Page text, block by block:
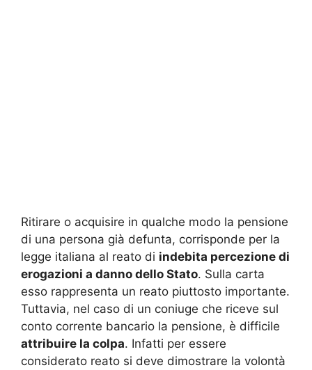
Ritirare o acquisire in qualche modo la pensione
di una persona già defunta, corrisponde per la
legge italiana al reato di indebita percezione di
erogazioni a danno dello Stato. Sulla carta
esso rappresenta un reato piuttosto importante.
Tuttavia, nel caso di un coniuge che riceve sul
conto corrente bancario la pensione, è difficile
attribuire la colpa. Infatti per essere
considerato reato si deve dimostrare la volontà